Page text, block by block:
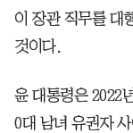
이 장관 직무를 대
것이다.
윤 대통령은 2022
0대 남녀 유권자